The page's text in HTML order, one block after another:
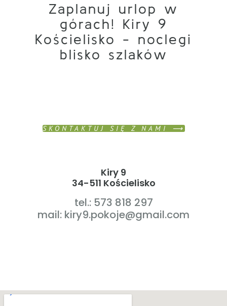
Zaplanuj urlop w
górach! Kiry 9
Kościelisko - noclegi
blisko szlaków
SKONTAKTUJ SIĘ Z NAMI ⟶
Kiry 9
34-511 Kościelisko
tel.: 573 818 297
mail: kiry9.pokoje@gmail.com